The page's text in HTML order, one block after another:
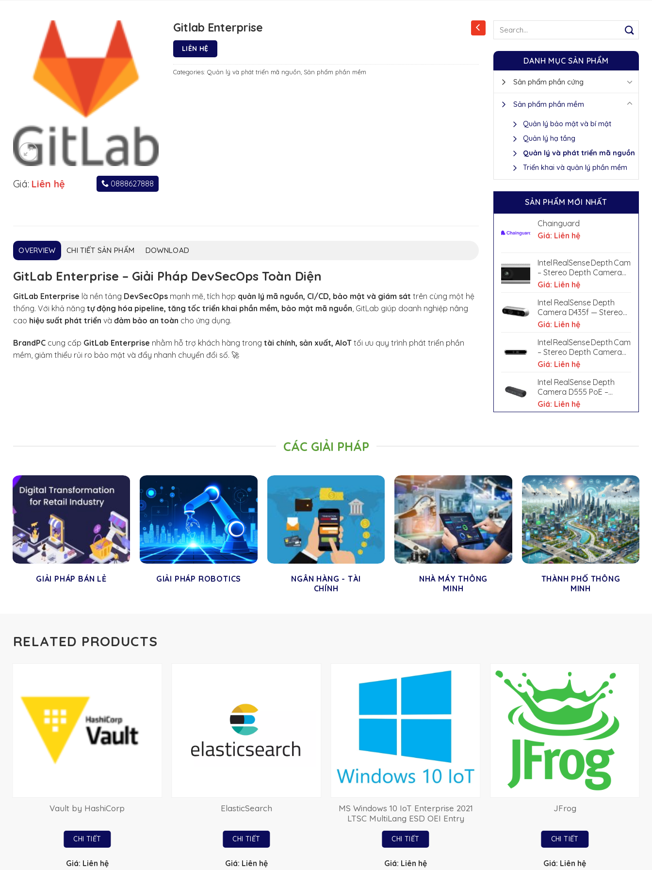
Search
DANH MỤC SẢN PHẨM
Sản phẩm phần cứng
Sản phẩm phần mềm
Quản lý bảo mật và bí mật
Quản lý hạ tầng
Quản lý và phát triển mã nguồn
Triển khai và quản lý phần mềm
SẢN PHẨM MỚI NHẤT
Chainguard
Giá: Liên hệ
Intel RealSense Depth Camera
– Stereo Depth Camera
with IR Pass Filter & IMU
Giá: Liên hệ
Intel RealSense Depth
Camera D435f — Stereo
Depth with IR Pass Filter
Giá: Liên hệ
Intel RealSense Depth Camera
– Stereo Depth Camera
with IR Pass Filter
Giá: Liên hệ
Intel RealSense Depth
Camera D555 PoE –
Ruggedized / Industrial
Stereo Depth
Giá: Liên hệ
Giá: Liên hệ 0888627888
Gitlab Enterprise
LIÊN HỆ
Categories: Quản lý và phát triển mã nguồn Sản phẩm phần mềm
OVERVIEW CHI TIẾT SẢN PHẨM DOWNLOAD
GitLab Enterprise – Giải Pháp DevSecOps Toàn Diện
GitLab Enterprise là nền tảng DevSecOps mạnh mẽ, tích hợp quản lý mã nguồn, CI/CD, bảo mật và giám sát trên cùng một hệ
thống. Với khả năng tự động hóa pipeline, tăng tốc triển khai phần mềm, bảo mật mã nguồn , GitLab giúp doanh nghiệp nâng
cao hiệu suất phát triển và đảm bảo an toàn cho ứng dụng.
BrandPC cung cấp GitLab Enterprise nhằm hỗ trợ khách hàng trong tài chính, sản xuất, AIoT tối ưu quy trình phát triển phần
mềm, giảm thiểu rủi ro bảo mật và đẩy nhanh chuyển đổi số. 🚀
CÁC GIẢI PHÁP
GIẢI PHÁP BÁN LẺ GIẢI PHÁP ROBOTICS
NGÂN HÀNG - TÀI
CHÍNH
NHÀ MÁY THÔNG
MINH
THÀNH PHỐ THÔNG
MINH
RELATED PRODUCTS
Vault by HashiCorp
CHI TIẾT
Giá: Liên hệ
ElasticSearch
CHI TIẾT
Giá: Liên hệ
MS Windows 10 IoT Enterprise 2021
LTSC MultiLang ESD OEI Entry
CHI TIẾT
Giá: Liên hệ
JFrog
CHI TIẾT
Giá: Liên hệ